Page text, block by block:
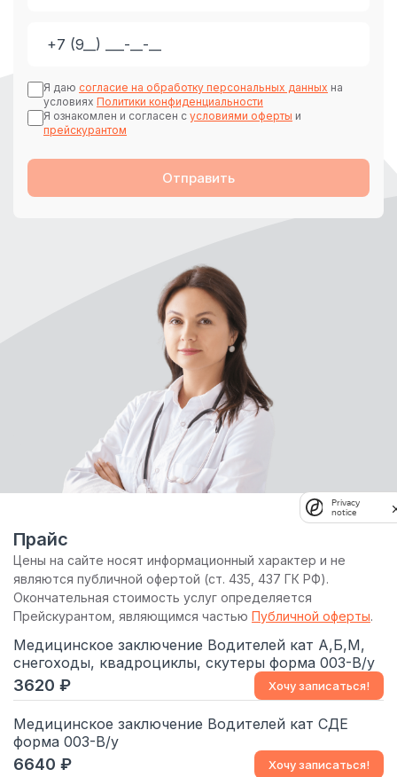
Я даю согласие на обработку персональных данных на
условиях Политики конфиденциальности
Я ознакомлен и согласен с условиями оферты и
прейскурантом
Отправить
Прайс
Цены на сайте носят информационный характер и не
являются публичной офертой (ст. 435, 437 ГК РФ).
Окончательная стоимость услуг определяется
Прейскурантом, являющимся частью Публичной оферты.
Медицинское заключение Водителей кат А,Б,М,
снегоходы, квадроциклы, скутеры форма 003-В/у
3620 Хочу записаться!
Медицинское заключение Водителей кат СДЕ
форма 003-В/у
6640 Хочу записаться!
Privacy
notice